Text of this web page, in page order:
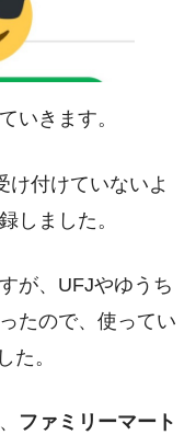
いきます。
け付けていないよ
しました。
が、UFJやゆうち
たので、使ってい
た。
ファミリーマート